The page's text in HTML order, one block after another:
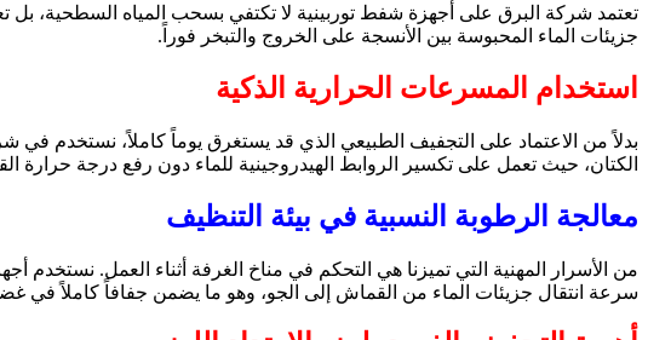
تعتمد شركة البرق على أجهزة شفط توربينية لا تكتفي بسحب المياه السطحية،
جزيئات الماء المحبوسة بين الأنسجة على الخروج والتبخر فوراً.
استخدام المسرعات الحرارية الذكية
بدلاً من الاعتماد على التجفيف الطبيعي الذي قد يستغرق يوماً كاملاً، نستخدم
الكتان، حيث تعمل على تكسير الروابط الهيدروجينية للماء دون رفع درجة
معالجة الرطوبة النسبية في بيئة التنظيف
من الأسرار المهنية التي تميزنا هي التحكم في مناخ الغرفة أثناء العمل.
سرعة انتقال جزيئات الماء من القماش إلى الجو، وهو ما يضمن جفافاً كاملاً في